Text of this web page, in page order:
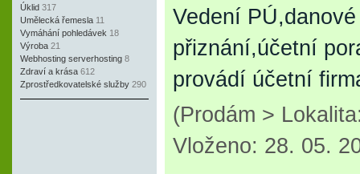
Úklid 317
Umělecká řemesla 11
Vymáhání pohledávek 18
Výroba 21
Webhosting serverhosting 8
Zdraví a krása 612
Zprostředkovatelské služby 290
Vedení
přiznání,účetní
provádí účetní
(Prodám >
Vloženo: 28. 05.